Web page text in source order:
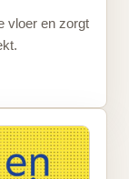
vloer en zorgt